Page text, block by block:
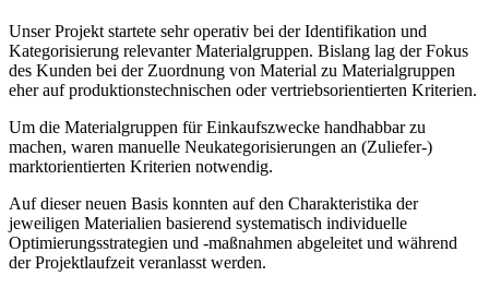
Unser Projekt startete sehr operativ bei der Identifikation und
Kategorisierung relevanter Materialgruppen. Bislang lag der Fokus
des Kunden bei der Zuordnung von Material zu Materialgruppen
eher auf produktionstechnischen oder vertriebsorientierten Kriterien.
Um die Materialgruppen für Einkaufszwecke handhabbar zu
machen, waren manuelle Neukategorisierungen an (Zuliefer-)
marktorientierten Kriterien notwendig.
Auf dieser neuen Basis konnten auf den Charakteristika der
jeweiligen Materialien basierend systematisch individuelle
Optimierungsstrategien und -maßnahmen abgeleitet und während
der Projektlaufzeit veranlasst werden.